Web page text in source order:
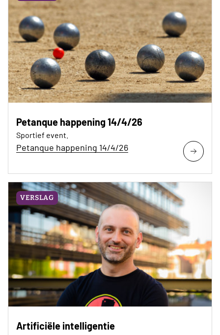
Petanque happening 14/4/26
Sportief event.
Petanque happening 14/4/26
VERSLAG
Artificiële intelligentie